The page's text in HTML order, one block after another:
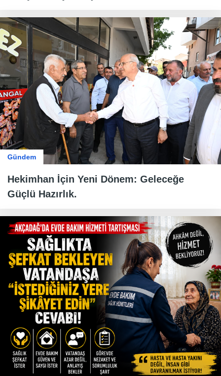
Gündem
Hekimhan İçin Yeni Dönem: Geleceğe
Güçlü Hazırlık.